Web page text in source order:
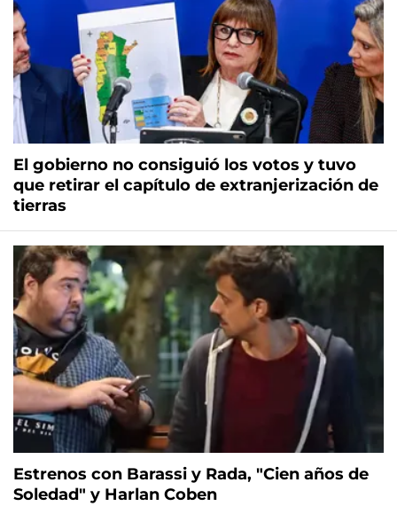
El gobierno no consiguió los votos y tuvo
que retirar el capítulo de extranjerización de
tierras
Estrenos con Barassi y Rada, "Cien años de
Soledad" y Harlan Coben